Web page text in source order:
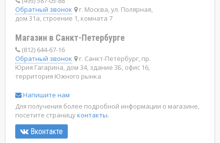
Обратный звонок
г. Москва, ул. Полярная,
дом 31а, строение 1, комната 7
Магазин в Санкт-Петербурге
(812) 644-67-16
Обратный звонок
г. Санкт-Петербург, пр.
Юрия Гагарина, дом 34, здание 3Б, офис 16,
территория Южного рынка
Напишите нам
Для получения более подробной информации о магазине,
посетите страницуконтакты.
Вконтакте